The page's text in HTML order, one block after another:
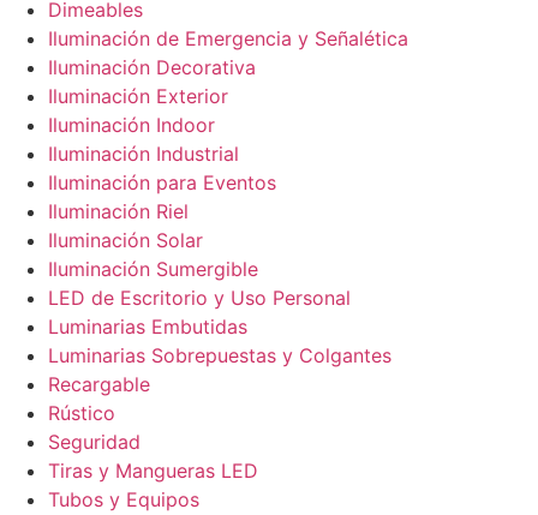
Dimeables
Iluminación de Emergencia y Señalética
Iluminación Decorativa
Iluminación Exterior
Iluminación Indoor
Iluminación Industrial
Iluminación para Eventos
Iluminación Riel
Iluminación Solar
Iluminación Sumergible
LED de Escritorio y Uso Personal
Luminarias Embutidas
Luminarias Sobrepuestas y Colgantes
Recargable
Rústico
Seguridad
Tiras y Mangueras LED
Tubos y Equipos